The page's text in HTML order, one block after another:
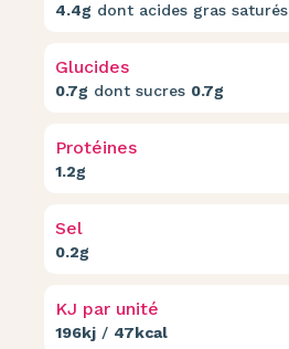
4.4g dont acides gras saturés
Glucides
0.7g dont sucres 0.7g
Protéines
1.2g
Sel
0.2g
KJ par unité
196kj / 47kcal